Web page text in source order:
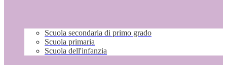
Scuola secondaria di primo grado
Scuola primaria
Scuola dell'infanzia